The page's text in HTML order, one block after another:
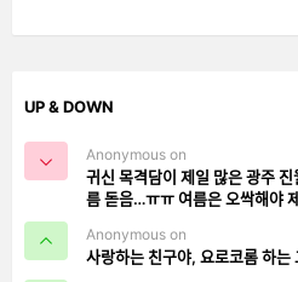
UP & DOWN
Anonymous on
귀신 목격담이 제일 많은 광주
름 돋음…ㅠㅠ 여름은 오싹해야
Anonymous on
사랑하는 친구야, 요로코롬 하는